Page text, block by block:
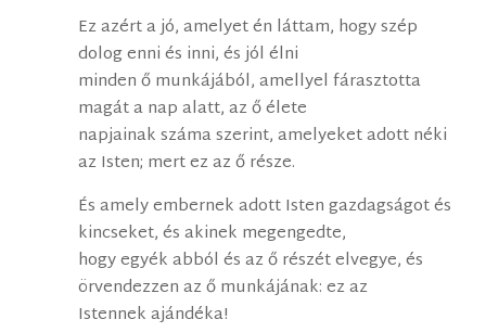
Ez azért a jó, amelyet én láttam, hogy szép
dolog enni és inni, és jól élni
minden ő munkájából, amellyel fárasztotta
magát a nap alatt, az ő élete
napjainak száma szerint, amelyeket adott néki
az Isten; mert ez az ő része.
És amely embernek adott Isten gazdagságot és
kincseket, és akinek megengedte,
hogy egyék abból és az ő részét elvegye, és
örvendezzen az ő munkájának: ez az
Istennek ajándéka!